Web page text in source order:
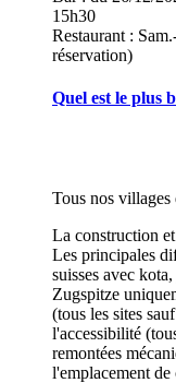
15h30
Restaurant :
réservation)
Quel est le plus
Tous nos
La construction
Les principales
suisses avec
Zugspitze
(tous les sites
l'accessibilité
remontées
l'emplacement de